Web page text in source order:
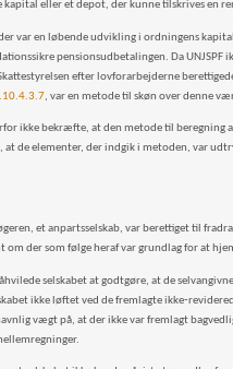
kapital eller et depot, der kunne tilskrives en
var en løbende udvikling i ordningens
pensionsudbetalingen. Da
efter lovforarbejderne
, var en metode til skøn over denne
ikke bekræfte, at den metode til beregning
at de elementer, der indgik i metoden, var
et anpartsselskab, var berettiget til
om der som følge heraf var grundlag for at
selskabet at godtgøre, at de
ikke løftet ved de fremlagte
vægt på, at der ikke var fremlagt